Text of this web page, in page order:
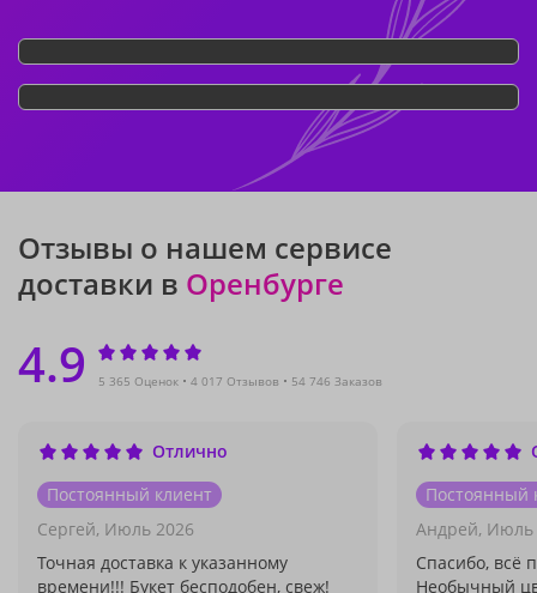
Отзывы о нашем сервисе
доставки в Оренбурге
4.9 5 365 Оценок 4 017 Отзывов 54 746 Заказов
Отлично
Постоянный клиент
Сергей, Июль 2026
Точная доставка к указанному
времени!!! Букет бесподобен, свеж!
Постоянный
Андрей, Июль
Спасибо, всё
Необычный